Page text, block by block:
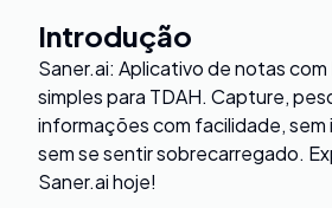
Introdução
Saner.ai: Aplicativo de notas com
simples para TDAH. Capture,
informações com facilidade,
sem se sentir sobrecarregado.
Saner.ai hoje!